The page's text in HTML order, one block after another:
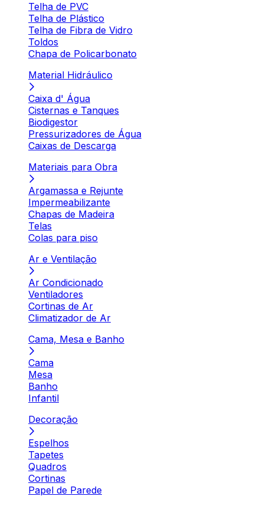
Telha de PVC
Telha de Plástico
Telha de Fibra de Vidro
Toldos
Chapa de Policarbonato
Material Hidráulico
Caixa d' Água
Cisternas e Tanques
Biodigestor
Pressurizadores de Água
Caixas de Descarga
Materiais para Obra
Argamassa e Rejunte
Impermeabilizante
Chapas de Madeira
Telas
Colas para piso
Ar e Ventilação
Ar Condicionado
Ventiladores
Cortinas de Ar
Climatizador de Ar
Cama, Mesa e Banho
Cama
Mesa
Banho
Infantil
Decoração
Espelhos
Tapetes
Quadros
Cortinas
Papel de Parede